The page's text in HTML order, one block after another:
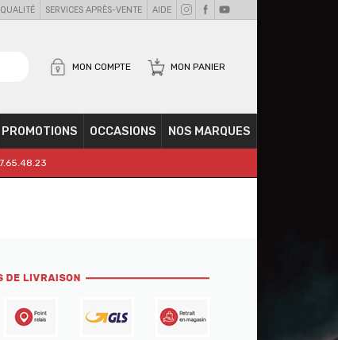
SERVICES APRÈS-VENTE AIDE
MON PANIER
MON COMPTE
PROMOTIONS OCCASIONS NOS MARQUES